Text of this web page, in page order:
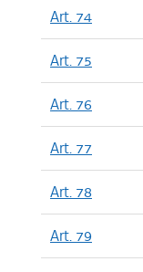
Art. 74
Art. 75
Art. 76
Art. 77
Art. 78
Art. 79